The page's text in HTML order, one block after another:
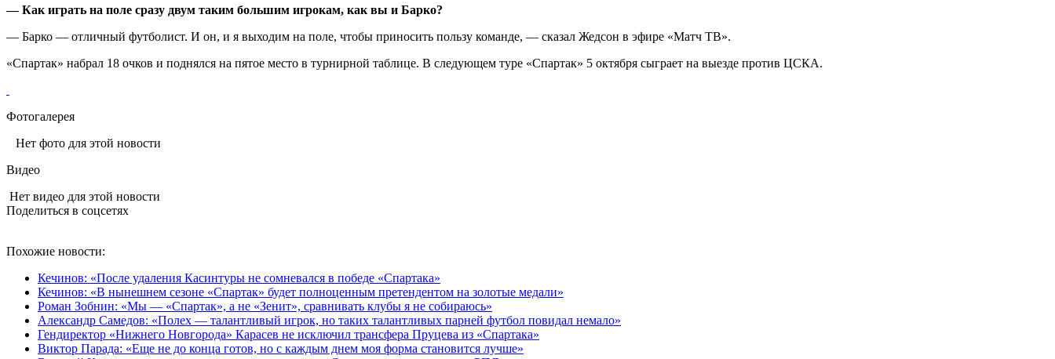
— Как играть на поле сразу двум таким большим игрокам, как вы и Барко?
— Барко — отличный футболист. И он, и я выходим на поле, чтобы приносить пользу команде, — сказал Жедсон в эфире «Матч ТВ».
«Спартак» набрал 18 очков и поднялся на пятое место в турнирной таблице. В следующем туре «Спартак» 5 октября сыграет на выезде против ЦСКА.
Фотогалерея
Нет фото для этой новости
Видео
Нет видео для этой новости
Поделиться в соцсетях
Похожие новости:
Кечинов: «После удаления Касинтуры не сомневался в победе «Спартака»
Кечинов: «В нынешнем сезоне «Спартак» будет полноценным претендентом на золотые медали»
Роман Зобнин: «Мы — «Спартак», а не «Зенит», сравнивать клубы я не собираюсь»
Александр Самедов: «Полех — талантливый игрок, но таких талантливых парней футбол повидал немало»
Гендиректор «Нижнего Новгорода» Карасев не исключил трансфера Пруцева из «Спартака»
Виктор Парада: «Еще не до конца готов, но с каждым днем моя форма становится лучше»